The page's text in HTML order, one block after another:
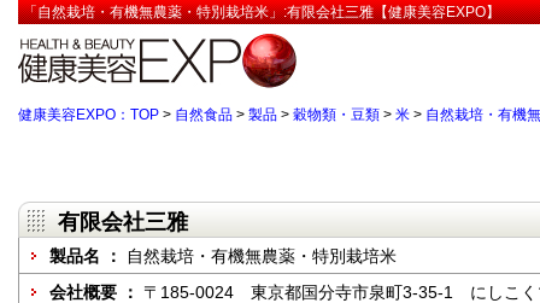
「自然栽培・有機無農薬・特別栽培米」:有限会社三雅【健康美容EXPO】
健康美容EXPO：TOP > 自然食品 > 製品 > 穀物類・豆類 > 米 > 自然栽培・有機
有限会社三雅
製品名 ：
自然栽培・有機無農薬・特別栽培米
会社概要 ： 〒185-0024 東京都国分寺市泉町3-35-1 にしこく